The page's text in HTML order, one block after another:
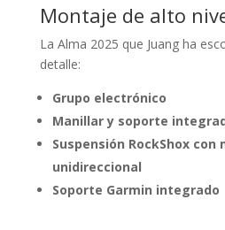
Montaje de alto
La Alma 2025 que Juang ha
detalle:
Grupo electrónico
Manillar y soporte
Suspensión RockShox con
unidireccional
Soporte Garmin integrado